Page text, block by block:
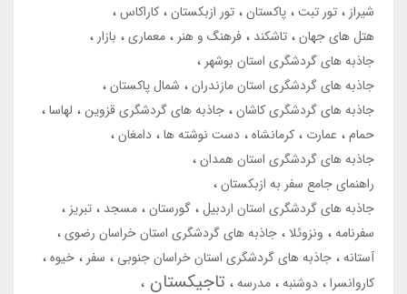
شیراز تور تبت پاکستان تور ازبکستان کاراکاس
هتل های جهان تاشکند فرهنگ و هنر معماری
بازار
جاذبه های گردشگری استان بوشهر
جاذبه های گردشگری استان مازندران
شمال پاکستان
جاذبه های گردشگری کاشان جاذبه های گردشگری قزوین
لهاسا
حمام
عمارت کرمانشاه دست نوشته ها دامغان
جاذبه های گردشگری استان همدان
راهنمای جامع سفر به ازبکستان
جاذبه های گردشگری استان اردبیل گورستان مسجد
تبریز
سفرنامه
ونزوئلا
جاذبه های گردشگری استان خراسان رضوی
آستانه جاذبه های گردشگری استان خراسان جنوبی سفر
خیوه
کاروانسرا دوشنبه مدرسه تاجیکستان